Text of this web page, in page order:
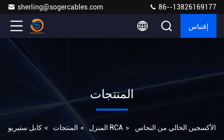
sherling@sogercables.com 86--13826169177
إقتباس
المنتجات
المنزل > المنتجات > كابل ستيريو RCA > الأكسجين الخالي من النحاس